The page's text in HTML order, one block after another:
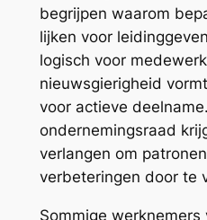
begrijpen waarom
lijken voor
logisch voor
nieuwsgierigheid
voor actieve
ondernemingsraad
verlangen om
verbeteringen door te
Sommige werknemers